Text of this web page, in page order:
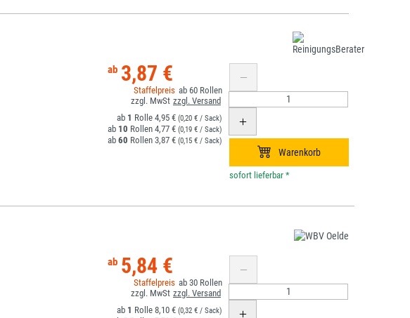
3,87 €
60
1 4,95 € (0,20 € / Sack)
10 4,77 € (0,19 € / Sack)
60 3,87 € (0,15 € / Sack)
*
5,84 €
30
1 8,10 € (0,32 € / Sack)